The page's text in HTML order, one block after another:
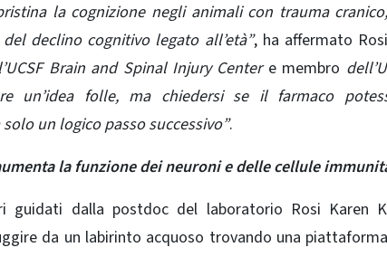
la cognizione negli animali con trauma
declino cognitivo legato all’età”, ha affermato
Brain and Spinal Injury Centere membro
un’idea folle, ma chiedersi se il farmaco
un logico passo successivo”.
la funzione dei neuroni e delle cellule
guidati dalla postdoc del laboratorio Rosi Karen
da un labirinto acquoso trovando una